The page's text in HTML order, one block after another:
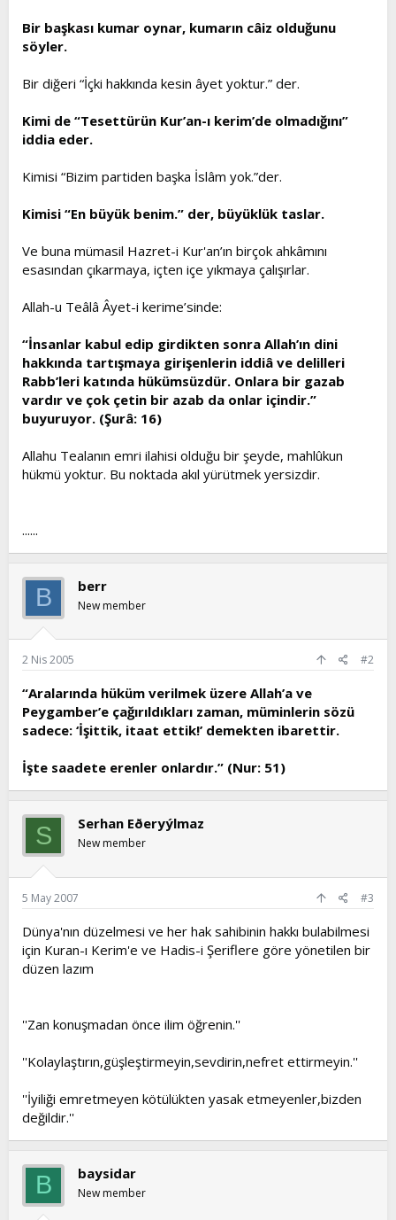
Bir başkası kumar oynar, kumarın câiz olduğunu
söyler.
Bir diğeri “İçki hakkında kesin âyet yoktur.” der.
Kimi de “Tesettürün Kur’an-ı kerim’de olmadığını”
iddia eder.
Kimisi “Bizim partiden başka İslâm yok.”der.
Kimisi “En büyük benim.” der, büyüklük taslar.
Ve buna mümasil Hazret-i Kur'an’ın birçok ahkâmını
esasından çıkarmaya, içten içe yıkmaya çalışırlar.
Allah-u Teâlâ Âyet-i kerime’sinde:
“İnsanlar kabul edip girdikten sonra Allah’ın dini
hakkında tartışmaya girişenlerin iddiâ ve delilleri
Rabb’leri katında hükümsüzdür. Onlara bir gazab
vardır ve çok çetin bir azab da onlar içindir.”
buyuruyor. (Şurâ: 16)
Allahu Tealanın emri ilahisi olduğu bir şeyde, mahlûkun
hükmü yoktur. Bu noktada akıl yürütmek yersizdir.
......
B berr
New member
2 Nis 2005 #2
“Aralarında hüküm verilmek üzere Allah’a ve
Peygamber’e çağırıldıkları zaman, müminlerin sözü
sadece: ‘İşittik, itaat ettik!’ demekten ibarettir.
İşte saadete erenler onlardır.” (Nur: 51)
S Serhan Eðeryýlmaz
New member
5 May 2007 #3
Dünya'nın düzelmesi ve her hak sahibinin hakkı bulabilmesi
için Kuran-ı Kerim'e ve Hadis-i Şeriflere göre yönetilen bir
düzen lazım
''Zan konuşmadan önce ilim öğrenin.''
''Kolaylaştırın,güşleştirmeyin,sevdirin,nefret ettirmeyin.''
''İyiliği emretmeyen kötülükten yasak etmeyenler,bizden
değildir.''
B baysidar
New member